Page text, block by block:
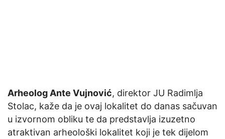
Arheolog Ante Vujnović, direktor JU Radimlja
Stolac, kaže da je ovaj lokalitet do danas sačuvan
u izvornom obliku te da predstavlja izuzetno
atraktivan arheološki lokalitet koji je tek dijelom